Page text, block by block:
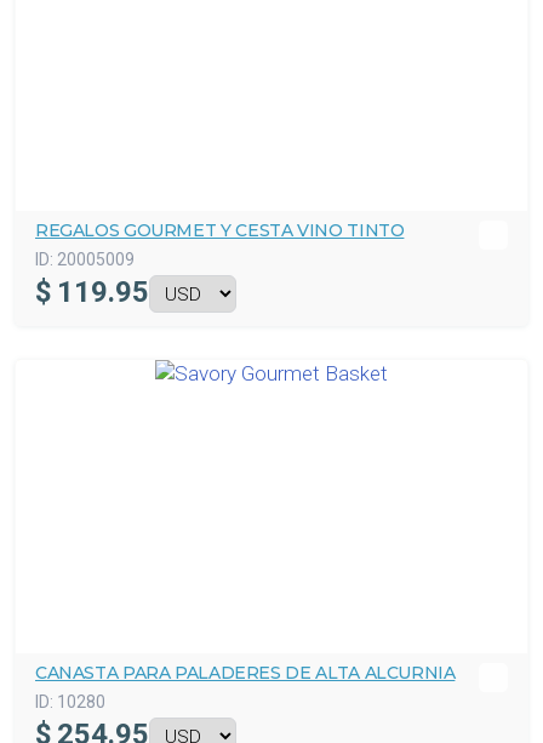
REGALOS GOURMET Y CESTA VINO TINTO
ID: 20005009
$ 119.95
CANASTA PARA PALADERES DE ALTA ALCURNIA
ID: 10280
$ 254.95